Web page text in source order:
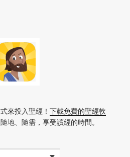
來投入聖經！ 下載免費的聖經軟
地、隨需，享受讀經的時間。